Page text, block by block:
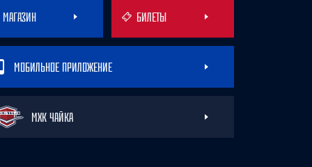
МАГАЗИН БИЛЕТЫ
МОБИЛЬНОЕ ПРИЛОЖЕНИЕ
МХК ЧАЙКА